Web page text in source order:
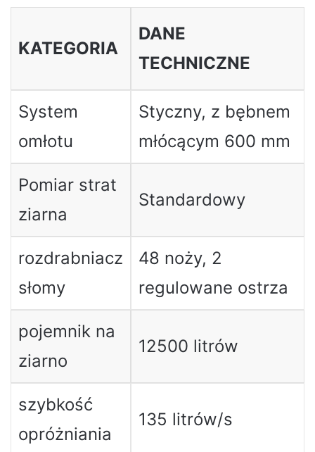
KATEGORIA
DANE
TECHNICZNE
System
omłotu
Styczny, z bębnem
młócącym 600 mm
Pomiar strat
ziarna
Standardowy
rozdrabniacz
słomy
48 noży, 2
regulowane ostrza
pojemnik na
ziarno
12500 litrów
szybkość
opróżniania
135 litrów/s